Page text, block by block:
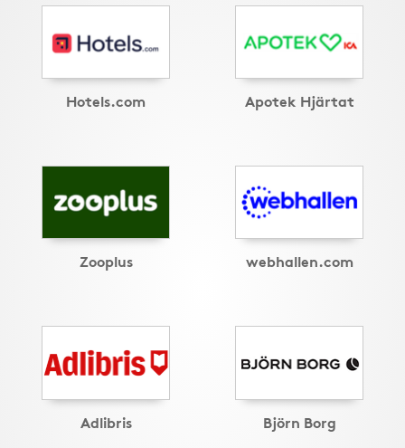
Hotels.com Apotek Hjärtat
Zooplus webhallen.com
Adlibris Björn Borg